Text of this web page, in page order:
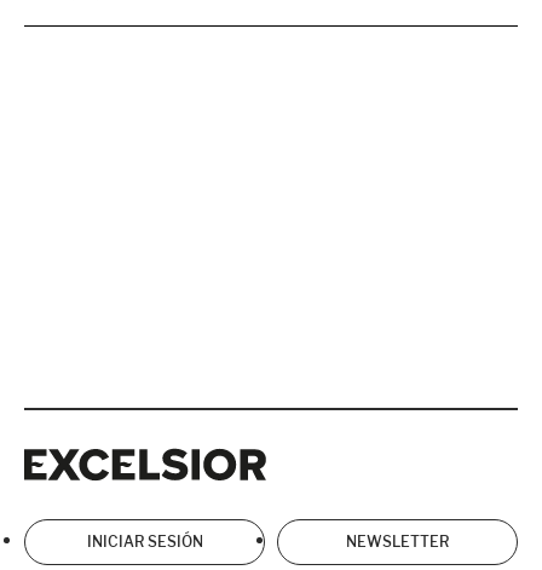
INICIAR SESIÓN NEWSLETTER